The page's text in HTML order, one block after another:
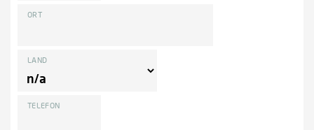
ORT
LAND
TELEFON